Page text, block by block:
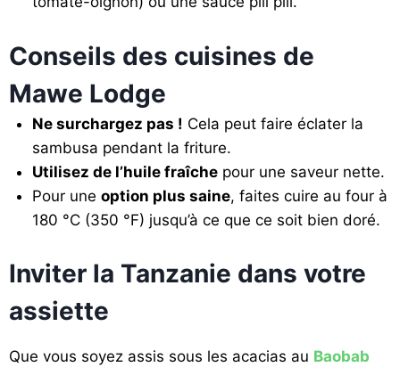
Conseils des cuisines de
Mawe Lodge
Ne surchargez pas ! Cela peut faire éclater la
sambusa pendant la friture.
Utilisez de l’huile fraîchepour une saveur nette.
Pour une option plus saine, faites cuire au four à
180 °C (350 °F) jusqu’à ce que ce soit bien doré.
Inviter la Tanzanie dans votre
assiette
Que vous soyez assis sous les acacias au Baobab